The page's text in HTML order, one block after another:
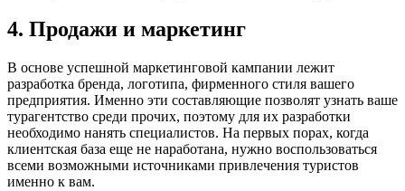
4. Продажи и маркетинг
В основе успешной маркетинговой кампании лежит
разработка бренда, логотипа, фирменного стиля вашего
предприятия. Именно эти составляющие позволят узнать ваше
турагентство среди прочих, поэтому для их разработки
необходимо нанять специалистов. На первых порах, когда
клиентская база еще не наработана, нужно воспользоваться
всеми возможными источниками привлечения туристов
именно к вам.